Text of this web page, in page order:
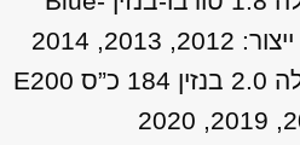
מרצדס E קלאס קבריולה 2.0 בנזין 184 כ”ס E200